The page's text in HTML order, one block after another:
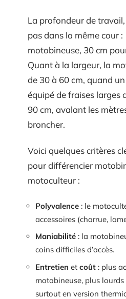
La profondeur de
pas dans la même cour
motobineuse, 30 cm
Quant à la largeur, la
de 30 à 60 cm, quand
équipé de fraises larges
90 cm, avalant les
broncher.
Voici quelques critères
pour différencier
motoculteur :
Polyvalence : le
accessoires (charrue,
Maniabilité : la
coins difficiles d’accès.
Entretien et coût : plus
motobineuse, plus
surtout en version